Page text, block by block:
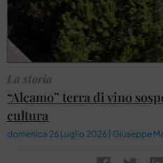
La storia
“Alcamo” terra di vino
cultura
domenica 26 Luglio 2026 | Giuseppe